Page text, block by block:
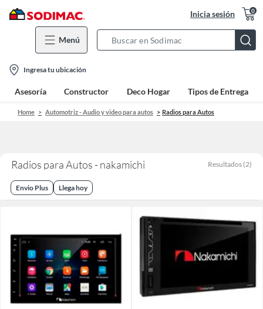
Inicia sesión 0
Menú
Bar
location-
icon
Ingresa tu ubicación
Asesoría Constructor Deco Hogar Tipos de Entrega
Home Automotriz - Audio y video para autos Radios para Autos
Radios para Autos - nakamichi Resultados (2)
Envio Plus Llega hoy